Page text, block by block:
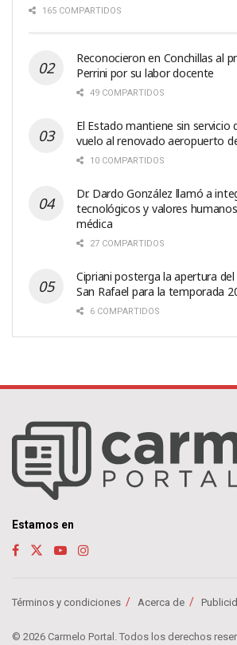
165 COMPARTIDOS
Reconocieron en Conchillas al
Perrini por su labor docente
49 COMPARTIDOS
El Estado mantiene sin servicio
vuelo al renovado aeropuerto
10 COMPARTIDOS
Dr. Dardo González llamó a
tecnológicos y valores
médica
27 COMPARTIDOS
Cipriani posterga la apertura
San Rafael para la temporada
6 COMPARTIDOS
Estamos en
Términos y condiciones Acerca de
© 2026 Carmelo Portal. Todos los derechos